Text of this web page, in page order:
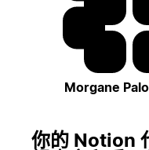
Morgane
你的 Notion